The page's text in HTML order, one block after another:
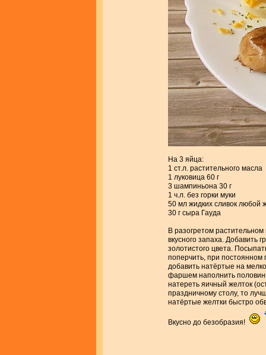
На 3 яйца:
1 ст.л. растительного масла
1 луковица 60 г
3 шампиньона 30 г
1 ч.л. без горки муки
50 мл жидких сливок любой
30 г сыра Гауда
В разогретом
вкусного запаха. Добавить
золотистого цвета.
поперчить, при постоянном
добавить натёртые на
фаршем наполнить
натереть яичный желток
праздничному столу, то
натёртые желтки быстро
Вкусно до безобразия!